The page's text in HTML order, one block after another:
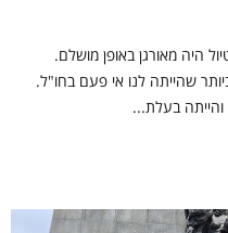
היה מאורגן באופן מושלם.
שהייתה לנו אי פעם בחו"ל.
והייתה בעלת...